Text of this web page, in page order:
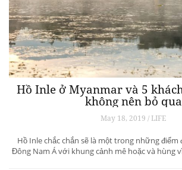
Hồ Inle ở Myanmar và 5
không nên bỏ qua
May 18, 2019 / LIFE
Hồ Inle chắc chắn sẽ là một trong những
Đông Nam Á với khung cảnh mê hoặc và hùng